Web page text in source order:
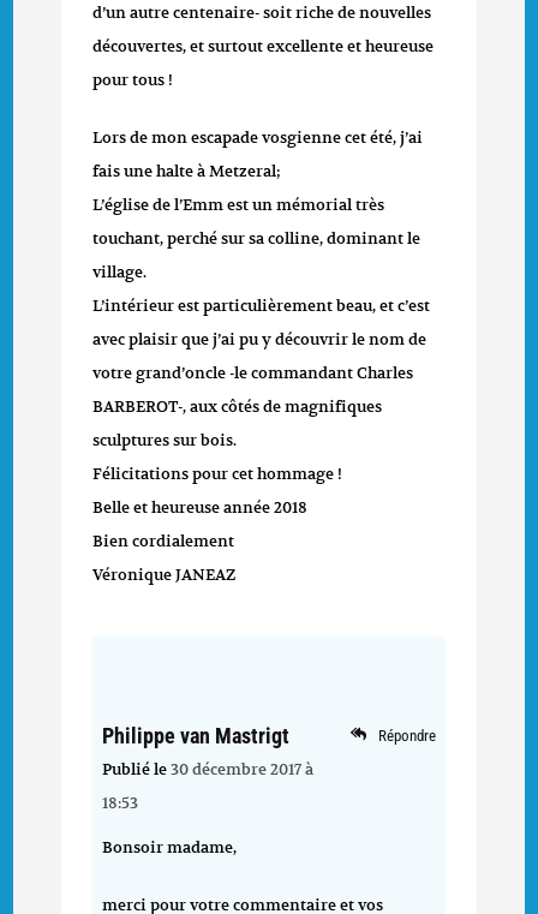
d’un autre centenaire- soit riche de nouvelles
découvertes, et surtout excellente et heureuse
pour tous !
Lors de mon escapade vosgienne cet été, j’ai
fais une halte à Metzeral;
L’église de l’Emm est un mémorial très
touchant, perché sur sa colline, dominant le
village.
L’intérieur est particulièrement beau, et c’est
avec plaisir que j’ai pu y découvrir le nom de
votre grand’oncle -le commandant Charles
BARBEROT-, aux côtés de magnifiques
sculptures sur bois.
Félicitations pour cet hommage !
Belle et heureuse année 2018
Bien cordialement
Véronique JANEAZ
Philippe van Mastrigt
Publié le30 décembre 2017 à
18:53
Répondre
Bonsoir madame,
merci pour votre commentaire et vos